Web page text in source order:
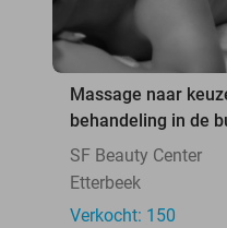
Massage naar
behandeling in de
SF Beauty Center
Etterbeek
Verkocht: 150